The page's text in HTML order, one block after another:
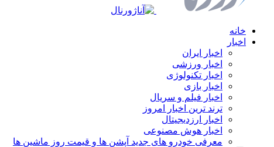
خانه
اخبار
اخبار ایران
اخبار ورزشی
اخبار تکنولوژی
اخبار بازی
اخبار فیلم و سریال
ترند ترین اخبار امروز
اخبار ارزدیجیتال
اخبار هوش مصنوعی
معرفی خودرو های جدید آپشن‌ ها و قیمت روز ماشین‌ ها